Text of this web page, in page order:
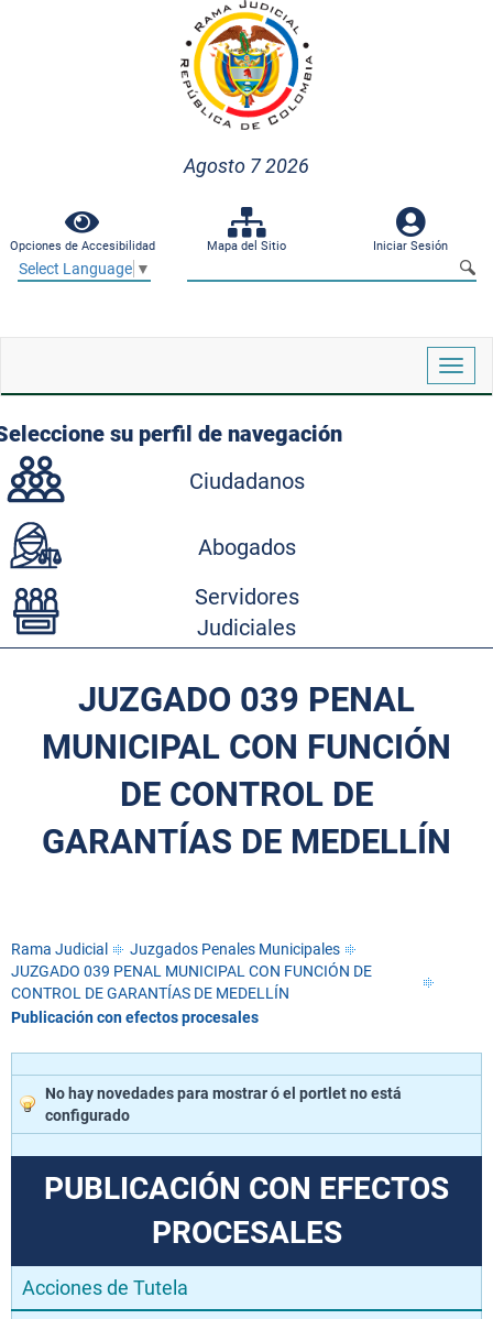
Agosto 7 2026
Opciones de Accesibilidad Mapa del Sitio Iniciar Sesión
Select Language ▼
su perfil de navegación
Ciudadanos
Abogados
Servidores
Judiciales
JUZGADO 039 PENAL
MUNICIPAL CON FUNCIÓN
DE CONTROL DE
GARANTÍAS DE MEDELLÍN
Rama Judicial
Juzgados Penales Municipales
JUZGADO 039 PENAL MUNICIPAL CON FUNCIÓN DE
CONTROL DE GARANTÍAS DE MEDELLÍN
Publicación con efectos procesales
No hay novedades para mostrar ó el portlet no está
configurado
PUBLICACIÓN CON EFECTOS
PROCESALES
Acciones de Tutela